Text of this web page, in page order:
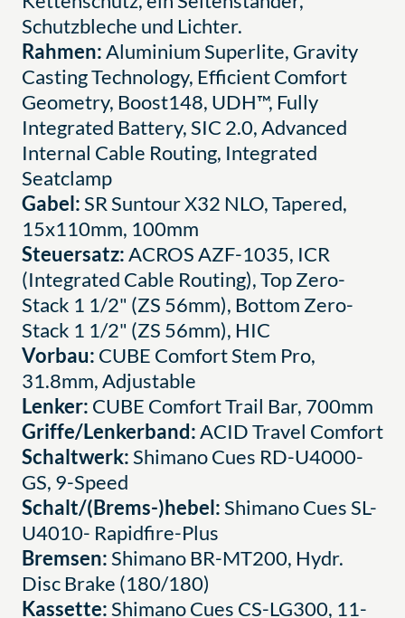
Schutzbleche und Lichter.
Rahmen:Aluminium Superlite, Gravity
Casting Technology, Efficient Comfort
Geometry, Boost148, UDH™, Fully
Integrated Battery, SIC 2.0, Advanced
Internal Cable Routing, Integrated
Seatclamp
Gabel:SR Suntour X32 NLO, Tapered,
15x110mm, 100mm
Steuersatz:ACROS AZF-1035, ICR
(Integrated Cable Routing), Top Zero-
Stack 1 1/2" (ZS 56mm), Bottom Zero-
Stack 1 1/2" (ZS 56mm), HIC
Vorbau: CUBE Comfort Stem Pro,
31.8mm, Adjustable
Lenker: CUBE Comfort Trail Bar, 700mm
Griffe/Lenkerband:ACID Travel Comfort
Schaltwerk:Shimano Cues RD-U4000-
GS, 9-Speed
Schalt/(Brems-)hebel:Shimano Cues SL-
U4010- Rapidfire-Plus
Bremsen:Shimano BR-MT200, Hydr.
Disc Brake (180/180)
Kassette:Shimano Cues CS-LG300, 11-